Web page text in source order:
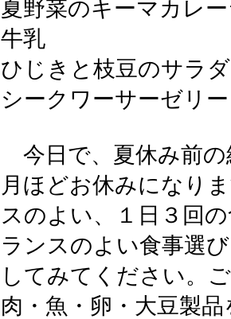
夏野菜のキーマカレ
牛乳
ひじきと枝豆のサラダ
シークワーサーゼリー
今日で、夏休み前の
月ほどお休みになり
スのよい、１日３回
ランスのよい食事選
してみてください。
肉・魚・卵・大豆製